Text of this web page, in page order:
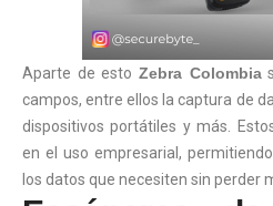
Aparte de esto Zebra Colombia
campos, entre ellos la captura de
dispositivos portátiles y más.
en el uso empresarial,
los datos que necesiten sin perder